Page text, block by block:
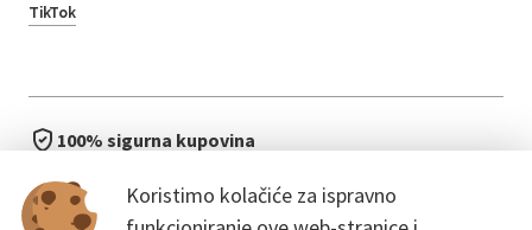
Koristimo kolačiće za ispravno
TikTok
100% sigurna kupovina
bez čekanja u redu